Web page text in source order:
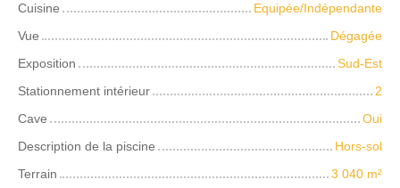
Cuisine
Equipée/Indépendante
Vue
Dégagée
Exposition
Sud-Est
Stationnement intérieur
2
Cave
Oui
Description de la piscine
Hors-sol
Terrain
3 040 m²